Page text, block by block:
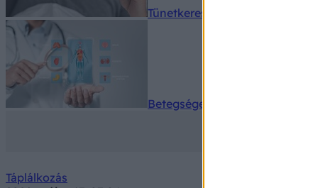
Tünetkereső
Betegségek A-Z
Táplálkozás